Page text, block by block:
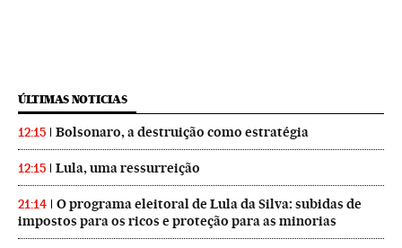
ÚLTIMAS NOTICIAS
12:15 Bolsonaro, a destruição como estratégia
12:15 Lula, uma ressurreição
21:14
O programa eleitoral de Lula da Silva: subidas de
impostos para os ricos e proteção para as minorias